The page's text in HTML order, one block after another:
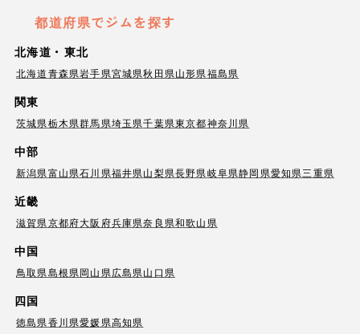
都道府県でジムを探す
北海道・東北
北海道青森県岩手県宮城県秋田県山形県福島県
関東
茨城県栃木県群馬県埼玉県千葉県東京都神奈川県
中部
新潟県富山県石川県福井県山梨県長野県岐阜県静岡県愛知県三重県
近畿
滋賀県京都府大阪府兵庫県奈良県和歌山県
中国
鳥取県島根県岡山県広島県山口県
四国
徳島県香川県愛媛県高知県